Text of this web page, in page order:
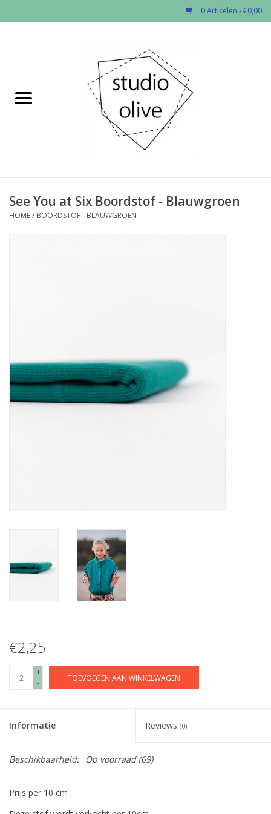
0 Artikelen - €0,00
✂︎Nieuw
Fournituren
See You at Six Boordstof - Blauwgroen
HOME/ BOORDSTOF - BLAUWGROEN
€2,25
+
-
TOEVOEGEN AAN WINKELWAGEN
Informatie Reviews (0)
Beschikbaarheid: Op voorraad(69)
Prijs per 10 cm